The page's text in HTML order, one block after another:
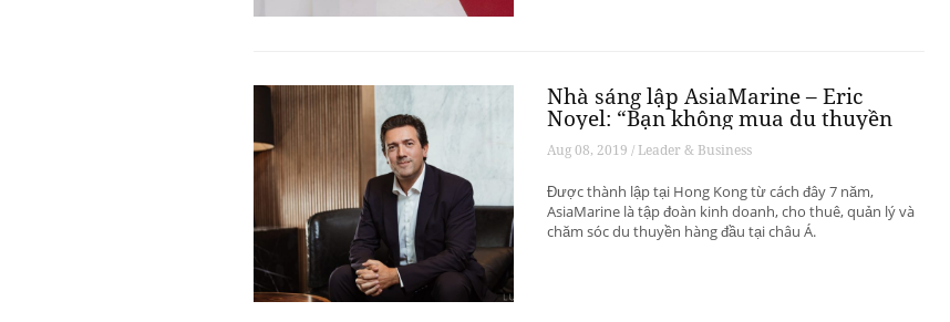
Nhà sáng lập AsiaMarine – Eric
Noyel: “Bạn không mua du thuyền
để đầu tư sinh lời”
Aug 08, 2019 / Leader & Business
Được thành lập tại Hong Kong từ cách đây 7 năm,
AsiaMarine là tập đoàn kinh doanh, cho thuê, quản lý và
chăm sóc du thuyền hàng đầu tại châu Á.